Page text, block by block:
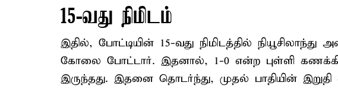
15-வது நிமிடம்
இதில், போட்டியின் 15-வது நிமிடத்தில்
கோலை போட்டார். இதனால், 1-0 என்ற புள்ளி
இருந்தது. இதனை தொடர்ந்து, முதல் பாதியின்